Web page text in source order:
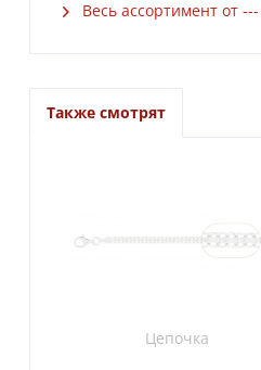
Весь ассортимент от ---
Также смотрят
Цепочка